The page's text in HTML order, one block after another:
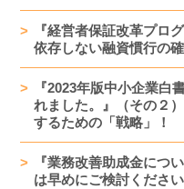
『経営者保証改革プロ
依存しない融資慣行の
『2023年版中小企業白
れました。』（その２
するための「戦略」！
『業務改善助成金につ
は早めにご検討ください